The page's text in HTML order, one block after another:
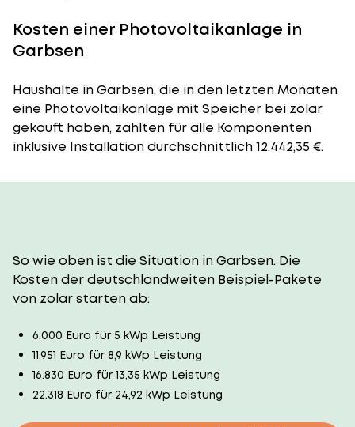
Kosten einer Photovoltaikanlage in
Garbsen
Haushalte in Garbsen, die in den letzten Monaten
eine Photovoltaikanlage mit Speicher bei zolar
gekauft haben, zahlten für alle Komponenten
inklusive Installation durchschnittlich 12.442,35 €.
So wie oben ist die Situation in Garbsen. Die
Kosten der deutschlandweiten Beispiel-Pakete
von zolar starten ab:
6.000 Euro für 5 kWp Leistung
11.951 Euro für 8,9 kWp Leistung
16.830 Euro für 13,35 kWp Leistung
22.318 Euro für 24,92 kWp Leistung